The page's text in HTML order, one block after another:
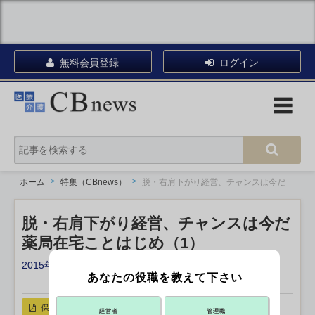
無料会員登録 ログイン
ホーム 特集（CBnews） 脱・右肩下がり経営、チャンスは今だ
脱・右肩下がり経営、チャンスは今だ
薬局在宅ことはじめ（1）
2015年11月23日 17:00
リンクをコピー X ポスト
保存
あなたの役職を教えて下さい
経営者 管理職